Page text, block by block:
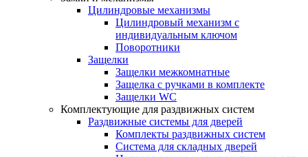
Цилиндровые механизмы
Цилиндровый механизм с
индивидуальным ключом
Поворотники
Защелки
Защелки межкомнатные
Защелка с ручками в комплекте
Защелки WC
Комплектующие для раздвижных систем
Раздвижные системы для дверей
Комплекты раздвижных систем
Система для складных дверей